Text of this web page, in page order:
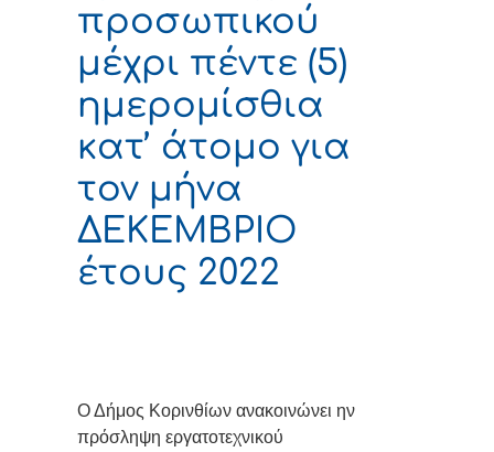
προσωπικού
μέχρι πέντε (5)
ημερομίσθια
κατ’ άτομο για
τον μήνα
ΔΕΚΕΜΒΡΙΟ
έτους 2022
Ο Δήμος Κορινθίων ανακοινώνει ην
πρόσληψη εργατοτεχνικού